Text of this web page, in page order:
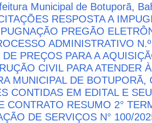
Municipal de Botuporã,
RESPOSTA A
PREGÃO
ADMINISTRATIVO
PREÇOS PARA A
CIVIL PARA ATENDER
MUNICIPAL DE
CONTIDAS EM EDITAL E
CONTRATO RESUMO 2°
DE SERVIÇOS N° 100/